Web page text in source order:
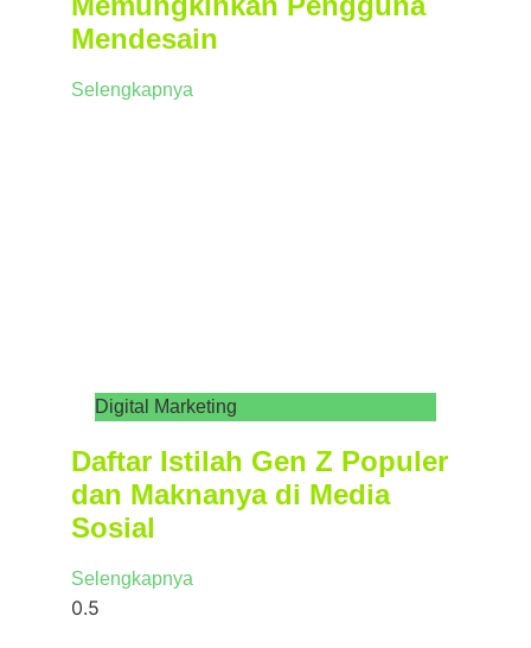
Mendesain
Selengkapnya
Digital Marketing
Daftar Istilah Gen Z Populer
dan Maknanya di Media
Sosial
Selengkapnya